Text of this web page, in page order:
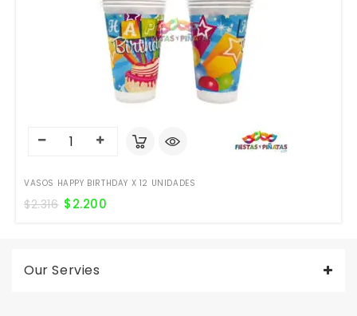
VASOS HAPPY BIRTHDAY X 12 UNIDADES
$2.316 $2.200
Our Servies